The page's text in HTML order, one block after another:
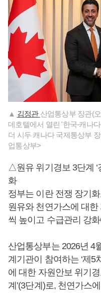
▲ 김정관 산업통상부 장관(
데호텔에서 열린 '한국-캐나
더 시두 캐나다 국제통상부
업통상부>
△원유 위기경보 3단계 ‘
화
정부는 이란 전쟁 장기
원유와 천연가스에 대한
씩 높이고 수급관리 강
산업통상부는 2026년 4
계기관이 참여하는 ‘제5
에 대한 자원안보 위기경
계’(3단계)로, 천연가스